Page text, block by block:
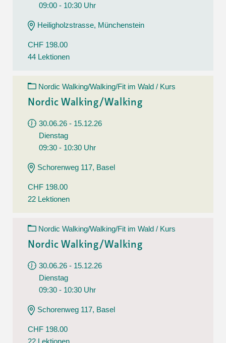
09:00 - 10:30 Uhr
Heiligholzstrasse, Münchenstein
CHF 198.00
44 Lektionen
Nordic Walking/Walking/Fit im Wald / Kurs
Nordic Walking/Walking
30.06.26 - 15.12.26
Dienstag
09:30 - 10:30 Uhr
Schorenweg 117, Basel
CHF 198.00
22 Lektionen
Nordic Walking/Walking/Fit im Wald / Kurs
Nordic Walking/Walking
30.06.26 - 15.12.26
Dienstag
09:30 - 10:30 Uhr
Schorenweg 117, Basel
CHF 198.00
22 Lektionen